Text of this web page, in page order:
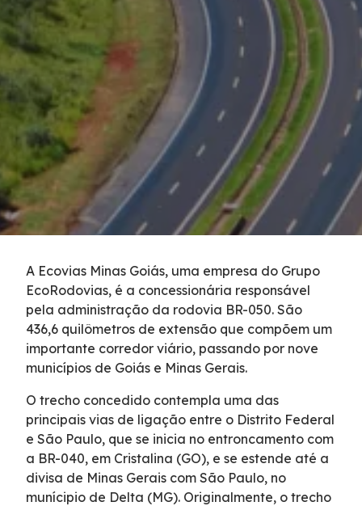
Inspeção de Tráfego
Tarifas de Pedágio
Agenda de Obras
Histórico de obras
Carta ao Usuário
Socorro Médico
Apreensão de Animais
Combate a Focos de Incêndio
Faixa de Domínio
A Ecovias Minas Goiás, uma empresa do Grupo
EcoRodovias, é a concessionária responsável
pela administração da rodovia BR-050. São
436,6 quilômetros de extensão que compõem um
importante corredor viário, passando por nove
municípios de Goiás e Minas Gerais.
O trecho concedido contempla uma das
principais vias de ligação entre o Distrito Federal
e São Paulo, que se inicia no entroncamento com
a BR-040, em Cristalina (GO), e se estende até a
divisa de Minas Gerais com São Paulo, no
munícipio de Delta (MG). Originalmente, o trecho